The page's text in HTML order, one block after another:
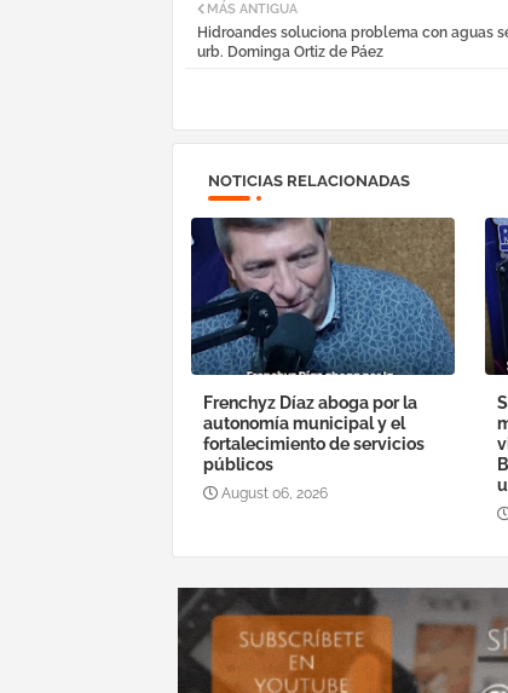
MÁS ANTIGUA
Hidroandes soluciona problema con aguas
urb. Dominga Ortiz de Páez
NOTICIAS RELACIONADAS
Frenchyz Díaz aboga por la
autonomía municipal y el
fortalecimiento de servicios
públicos
August 06, 2026